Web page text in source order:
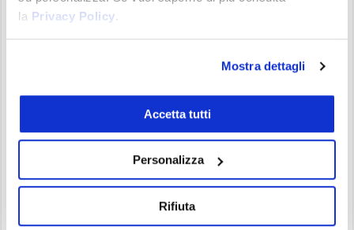
la Privacy Policy.
Mostra dettagli
Accetta tutti
Personalizza
Rifiuta
attraverso tecniche SEO aggressive, ma prive di
valore aggiunto e di sostanza.
su Discover
evoluzione di Googlepassa in modo attivo
, la nota sezione che eroga in
modo diretto informazioni agli utenti, senza che
gli stessi cerchino le notizie. Una sorta di
aggregatore di news basato sui propri interessi